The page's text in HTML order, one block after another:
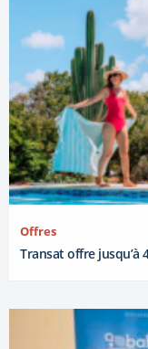
Offres
Transat offre jusqu’à